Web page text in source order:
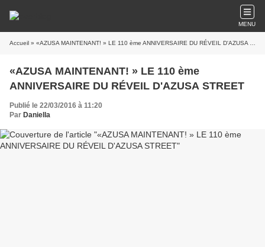
MENU
Accueil » «AZUSA MAINTENANT! » LE 110 ème ANNIVERSAIRE DU RÉVEIL D'AZUSA STREET
«AZUSA MAINTENANT! » LE 110 ème
ANNIVERSAIRE DU RÉVEIL D'AZUSA STREET
Publié le 22/03/2016 à 11:20
Par Daniella